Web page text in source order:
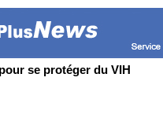
se protéger du VIH